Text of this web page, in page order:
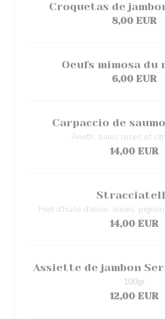
Croquetas de
8,00 EUR
Oeufs mimosa du
6,00 EUR
Carpaccio de
Aneth, baies roses et
14,00 EUR
Filet d'huile d'olive, olives,
14,00 EUR
Assiette de jambon
12,00 EUR
100gr